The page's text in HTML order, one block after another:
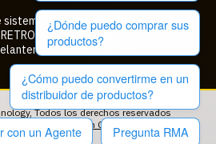
de intercomunicación
altavoces, cámaras de
y equipos de audio
Todos los derechos reservados
Blue Cardigan Creative
¿Dónde puedo comprar sus
productos?
¿Cómo puedo convertirme en un
distribuidor de productos?
con un Agente Pregunta RMA